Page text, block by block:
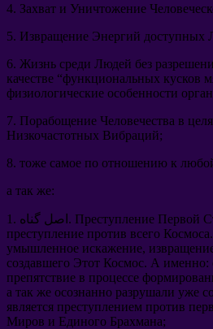
4. Захват и Уничтожение
5. Извращение Энергий доступных
6. Жизнь среди Людей без
качестве “функциональных кусков
физиологические особенности
7. Порабощение Человечества в
Низкочастотных Вибраций;
8. тоже самое по отношению к
а так же:
1. اصل گناه. Преступление Первой
преступление против всего Космоса.
умышленное искажение,
создавшего Этот Космос. А именно:
препятствие в процессе
а так же осознанно разрушали уже
является преступлением против
Миров и Единого Брахмана;